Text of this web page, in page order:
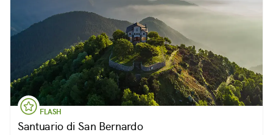
FLASH
Santuario di San Bernardo